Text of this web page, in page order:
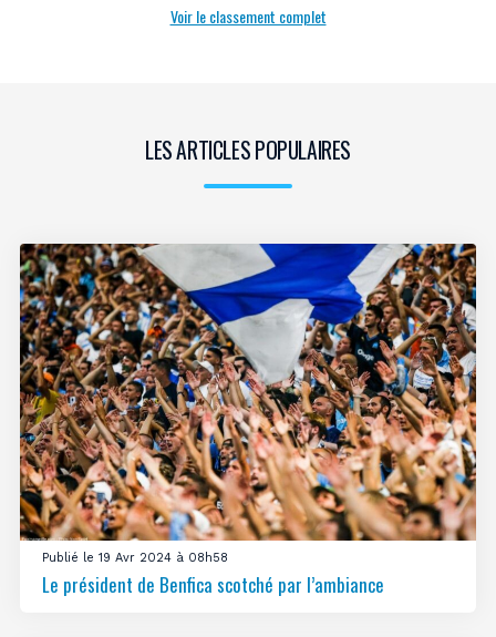
Voir le classement complet
LES ARTICLES POPULAIRES
Publié le 19 Avr 2024 à 08h58
Le président de Benfica scotché par l’ambiance